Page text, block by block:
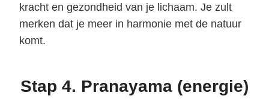
kracht en gezondheid van je lichaam. Je zult
merken dat je meer in harmonie met de natuur
komt.
Stap 4. Pranayama (energie)